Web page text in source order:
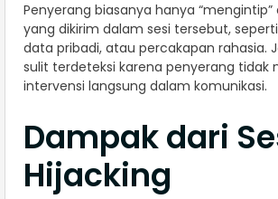
Penyerang biasanya hanya
yang dikirim dalam sesi tersebut,
data pribadi, atau percakapan rahasia.
sulit terdeteksi karena penyerang tidak
intervensi langsung dalam komunikasi.
Dampak dari
Hijacking